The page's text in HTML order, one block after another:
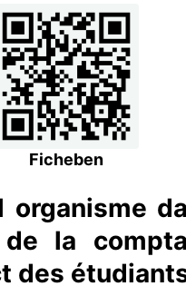
Ficheben
organisme
de la
des